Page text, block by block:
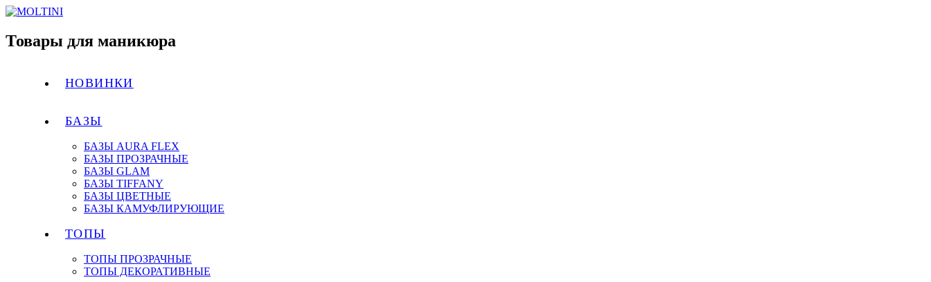
Товары для маникюра
НОВИНКИ
БАЗЫ
БАЗЫ AURA FLEX
БАЗЫ ПРОЗРАЧНЫЕ
БАЗЫ GLAM
БАЗЫ TIFFANY
БАЗЫ ЦВЕТНЫЕ
БАЗЫ КАМУФЛИРУЮЩИЕ
ТОПЫ
ТОПЫ ПРОЗРАЧНЫЕ
ТОПЫ ДЕКОРАТИВНЫЕ